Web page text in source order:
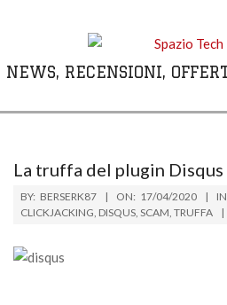
NEWS, RECENSIONI,
MenuLa truffa del plugin
BY: BERSERK87 ON: 17/04/2020
CLICKJACKING DISQUS SCAM TRUFFA